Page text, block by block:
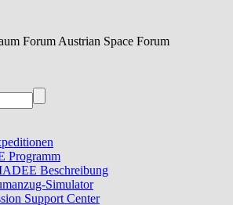
Forum Austrian Space Forum
Programm
Beschreibung
Simulator
Support Center